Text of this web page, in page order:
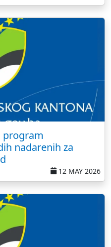
program
nadarenih za
12 MAY 2026